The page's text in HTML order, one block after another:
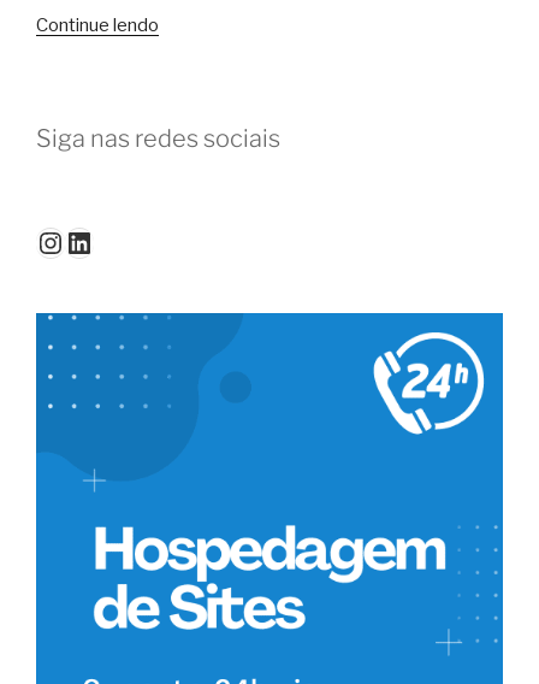
Continue lendo
para
Siga nas redes sociais
Instagram
LinkedIn